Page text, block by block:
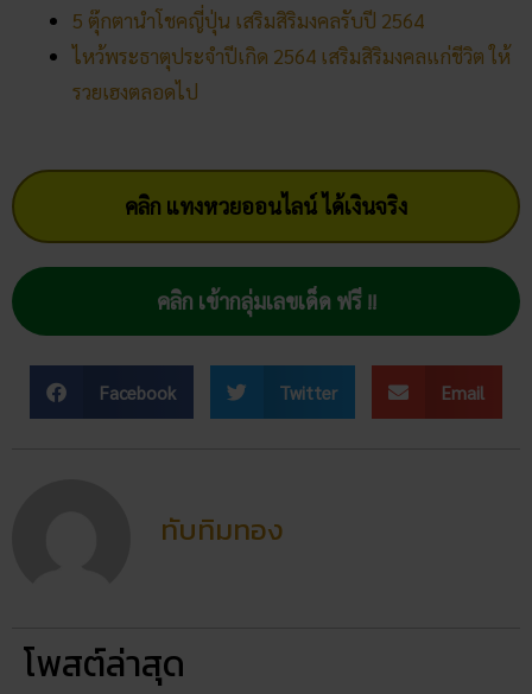
5 ตุ๊กตานำโชคญี่ปุ่น เสริมสิริมงคลรับปี 2564
ไหว้พระธาตุประจำปีเกิด 2564 เสริมสิริมงคลแก่ชีวิต ให้
รวยเฮงตลอดไป
คลิก แทงหวยออนไลน์ ได้เงินจริง
คลิก เข้ากลุ่มเลขเด็ด ฟรี !!
Facebook Twitter Email
ทับทิมทอง
โพสต์ล่าสุด